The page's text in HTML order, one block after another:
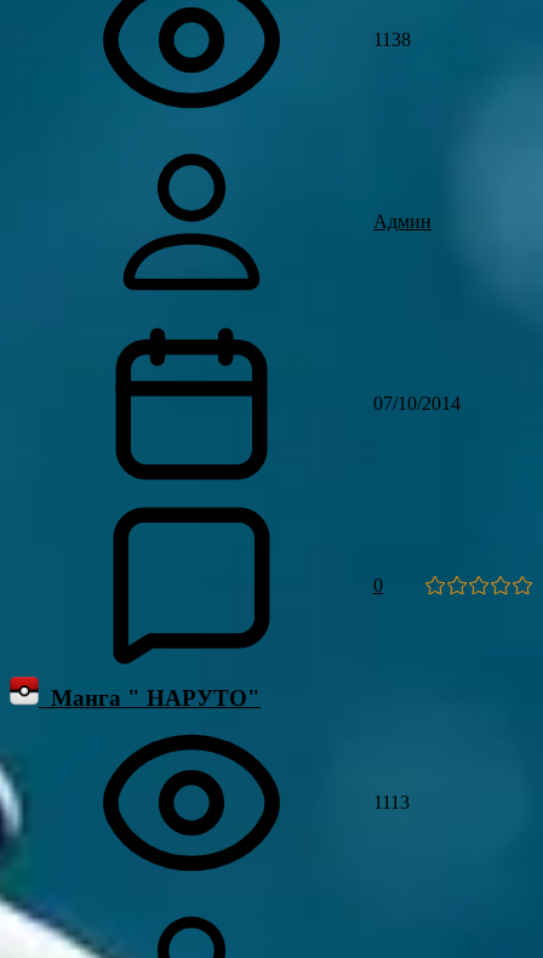
1138
Админ
07/10/2014
0
Манга " НАРУТО"
1113